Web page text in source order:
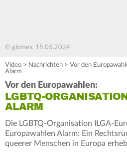
© glomex, 15.05.2024
Video > Nachrichten > Vor den
Alarm
Vor den Europawahlen:
LGBTQ-
ALARM
Die LGBTQ-Organisation ILGA-
Europawahlen Alarm: Ein
queerer Menschen in Europa